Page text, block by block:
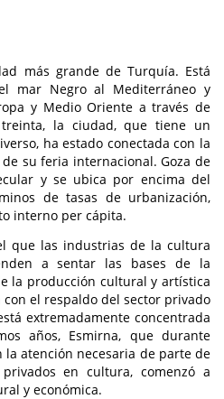
más grande de Turquía. Está
mar Negro al Mediterráneo y
y Medio Oriente a través de
la ciudad, que tiene un
ha estado conectada con la
su feria internacional. Goza de
y se ubica por encima del
de tasas de urbanización,
interno per cápita.
que las industrias de la cultura
a sentar las bases de la
la producción cultural y artística
el respaldo del sector privado
extremadamente concentrada
años, Esmirna, que durante
atención necesaria de parte de
en cultura, comenzó a
y económica.